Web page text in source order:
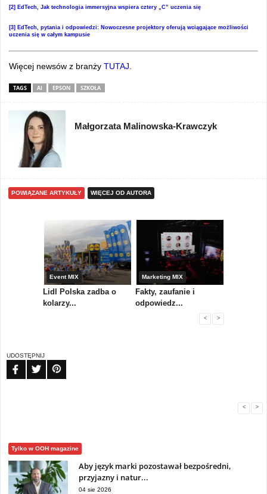
[2] EdTech, Jak technologia immersyjna wspiera cztery „C” uczenia się
[3] EdTech, pytania i odpowiedzi: Nowoczesne projektory oferują wciągające możliwości
uczenia się w całym kampusie
Więcej newsów z branży TUTAJ.
TAGS AI EPSON SZKOŁA
Małgorzata Malinowska-Krawczyk
POWIĄZANE ARTYKUŁY WIĘCEJ OD AUTORA
Event MIX
Lidl Polska zadba o
kolarzy...
Marketing MIX
Fakty, zaufanie i
odpowiedz...
< >
UDOSTĘPNIJ
< >
Tylko w OOH magazine
Aby język marki pozostawał bezpośredni,
przyjazny i natur...
04 sie 2026